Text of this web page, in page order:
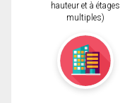
hauteur et à étages
multiples)